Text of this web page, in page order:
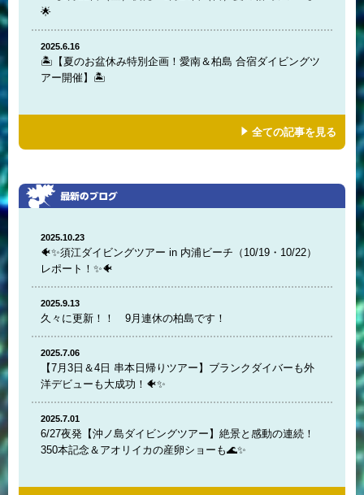
🌟
2025.6.16
🏝️【夏のお盆休み特別企画！愛南＆柏島 合宿ダイビングツ
アー開催】🏝️
全ての記事を見る
2025.10.23
🐠✨須江ダイビングツアー in 内浦ビーチ（10/19・10/22）
レポート！✨🐠
2025.9.13
久々に更新！！ 9月連休の柏島です！
2025.7.06
【7月3日＆4日 串本日帰りツアー】ブランクダイバーも外
洋デビューも大成功！🐠✨
2025.7.01
6/27夜発【沖ノ島ダイビングツアー】絶景と感動の連続！
350本記念＆アオリイカの産卵ショーも🌊✨